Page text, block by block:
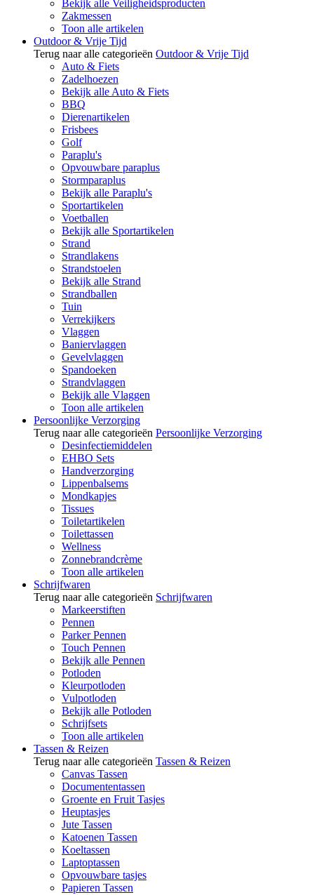
Bekijk alle Veiligheidsproducten
Zakmessen
Toon alle artikelen
Outdoor & Vrije Tijd
Terug naar alle categorieën Outdoor & Vrije Tijd
Auto & Fiets
Zadelhoezen
Bekijk alle Auto & Fiets
BBQ
Dierenartikelen
Frisbees
Golf
Paraplu's
Opvouwbare paraplus
Stormparaplus
Bekijk alle Paraplu's
Sportartikelen
Voetballen
Bekijk alle Sportartikelen
Strand
Strandlakens
Strandstoelen
Bekijk alle Strand
Strandballen
Tuin
Verrekijkers
Vlaggen
Baniervlaggen
Gevelvlaggen
Spandoeken
Strandvlaggen
Bekijk alle Vlaggen
Toon alle artikelen
Persoonlijke Verzorging
Terug naar alle categorieën Persoonlijke Verzorging
Desinfectiemiddelen
EHBO Sets
Handverzorging
Lippenbalsems
Mondkapjes
Tissues
Toiletartikelen
Toilettassen
Wellness
Zonnebrandcrème
Toon alle artikelen
Schrijfwaren
Terug naar alle categorieën Schrijfwaren
Markeerstiften
Pennen
Parker Pennen
Touch Pennen
Bekijk alle Pennen
Potloden
Kleurpotloden
Vulpotloden
Bekijk alle Potloden
Schrijfsets
Toon alle artikelen
Tassen & Reizen
Terug naar alle categorieën Tassen & Reizen
Canvas Tassen
Documententassen
Groente en Fruit Tasjes
Heuptasjes
Jute Tassen
Katoenen Tassen
Koeltassen
Laptoptassen
Opvouwbare tasjes
Papieren Tassen